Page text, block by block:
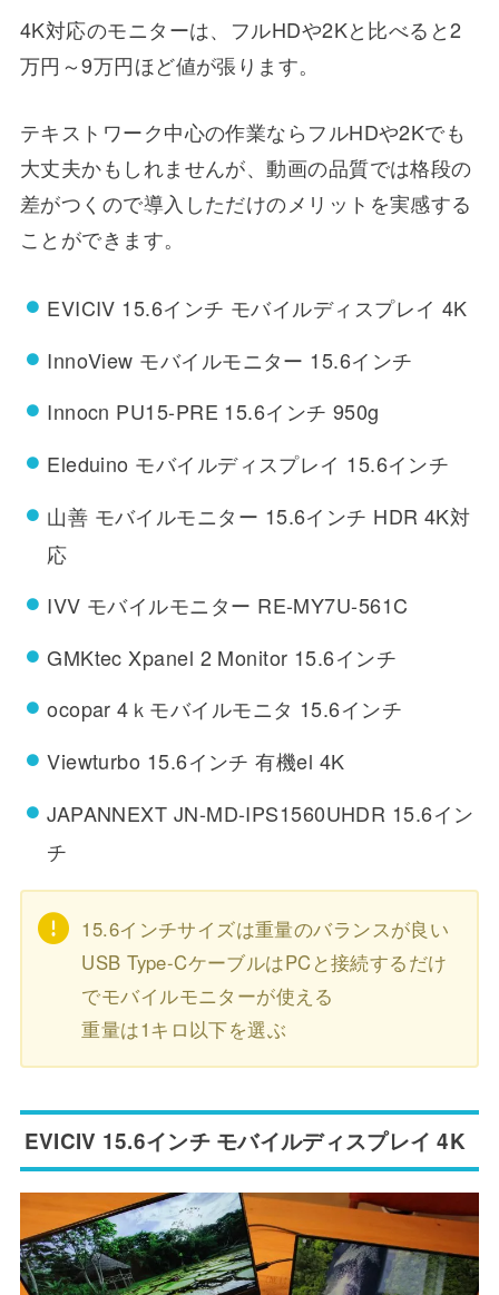
4K対応のモニターは、フルHDや2Kと比べると2
万円～9万円ほど値が張ります。
テキストワーク中心の作業ならフルHDや2Kでも
大丈夫かもしれませんが、動画の品質では格段の
差がつくので導入しただけのメリットを実感する
ことができます。
EVICIV 15.6インチ モバイルディスプレイ 4K
InnoView モバイルモニター 15.6インチ
Innocn PU15-PRE 15.6インチ 950g
Eleduino モバイルディスプレイ 15.6インチ
山善 モバイルモニター 15.6インチ HDR 4K対
応
IVV モバイルモニター RE-MY7U-561C
GMKtec Xpanel 2 Monitor 15.6インチ
ocopar 4ｋモバイルモニタ 15.6インチ
Viewturbo 15.6インチ 有機el 4K
JAPANNEXT JN-MD-IPS1560UHDR 15.6イン
チ
15.6インチサイズは重量のバランスが良い
USB Type-CケーブルはPCと接続するだけ
でモバイルモニターが使える
重量は1キロ以下を選ぶ
EVICIV 15.6インチ モバイルディスプレイ 4K